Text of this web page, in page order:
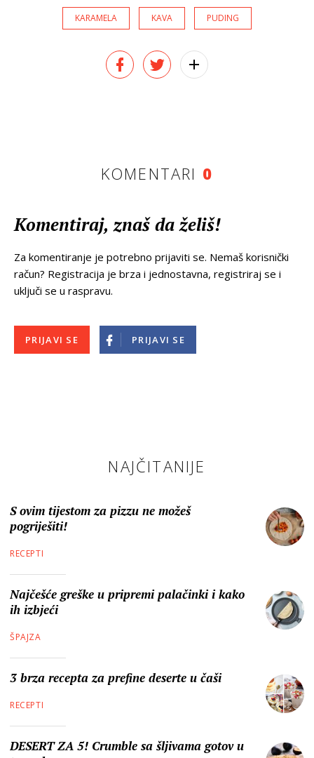
KARAMELA KAVA PUDING
KOMENTARI 0
Komentiraj, znaš da želiš!
Za komentiranje je potrebno prijaviti se. Nemaš korisnički
račun? Registracija je brza i jednostavna, registriraj se i
uključi se u raspravu.
PRIJAVI SE PRIJAVI SE
NAJČITANIJE
S ovim tijestom za pizzu ne možeš
pogriješiti!
RECEPTI
Najčešće greške u pripremi palačinki i kako
ih izbjeći
ŠPAJZA
3 brza recepta za prefine deserte u čaši
RECEPTI
DESERT ZA 5! Crumble sa šljivama gotov u